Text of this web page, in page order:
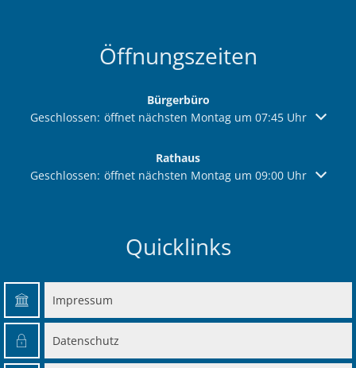
Öffnungszeiten
Bürgerbüro
Klicken, um weitere Öffnungs- oder Schließzeiten
Geschlossen: öffnet nächsten Montag um 07:45 Uhr
Rathaus
Klicken, um weitere Öffnungs- oder Schließzeiten
Geschlossen: öffnet nächsten Montag um 09:00 Uhr
Quicklinks
Impressum
Datenschutz